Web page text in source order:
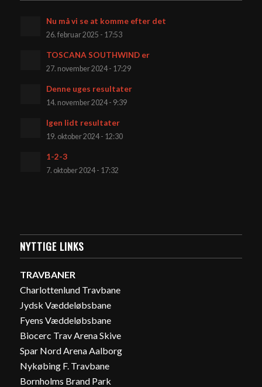
Nu må vi se at komme efter det
26. februar 2025 - 17:53
TOSCANA SOUTHWIND er
27. november 2024 - 17:29
Denne uges resultater
14. november 2024 - 9:39
Igen lidt resultater
19. oktober 2024 - 12:30
1-2-3
7. oktober 2024 - 17:32
NYTTIGE LINKS
TRAVBANER
Charlottenlund Travbane
Jydsk Væddeløbsbane
Fyens Væddeløbsbane
Biocerc Trav Arena Skive
Spar Nord Arena Aalborg
Nykøbing F. Travbane
Bornholms Brand Park